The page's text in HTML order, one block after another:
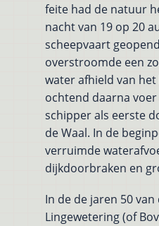
feite had de natuur
nacht van 19 op 20
scheepvaart
overstroomde een
water afhield van het
ochtend daarna
schipper als eerste
de Waal. In de
verruimde
dijkdoorbraken en
In de de jaren 50
Lingewetering (of